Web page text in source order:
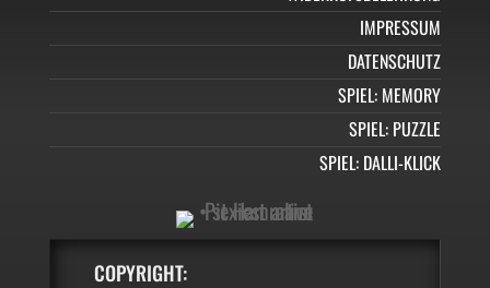
IMPRESSUM
DATENSCHUTZ
SPIEL: MEMORY
SPIEL: PUZZLE
SPIEL: DALLI-KLICK
COPYRIGHT: